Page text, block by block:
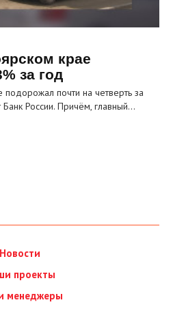
крае
за год
почти на четверть за
России. Причём, главный…
Новости
проекты
менеджеры